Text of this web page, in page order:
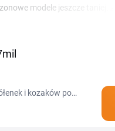
modele jeszcze taniej.
i kozaków po